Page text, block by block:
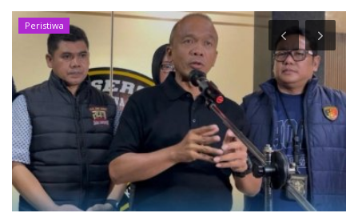
Makan Bergizi